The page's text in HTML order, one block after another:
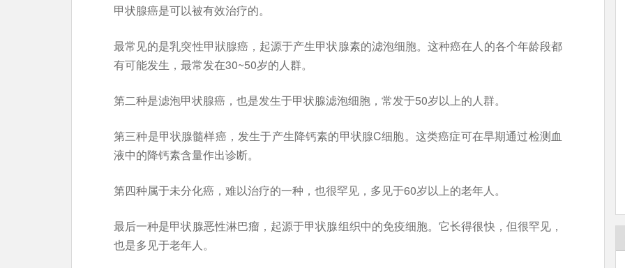
甲状腺癌是可以被有效治疗的。
最常见的是乳突性甲狀腺癌，起源于产生甲状腺素的滤泡细胞。这种癌在人的各个年龄段都
有可能发生，最常发在30~50岁的人群。
第二种是滤泡甲状腺癌，也是发生于甲状腺滤泡细胞，常发于50岁以上的人群。
第三种是甲状腺髓样癌，发生于产生降钙素的甲状腺C细胞。这类癌症可在早期通过检测血
液中的降钙素含量作出诊断。
第四种属于未分化癌，难以治疗的一种，也很罕见，多见于60岁以上的老年人。
最后一种是甲状腺恶性淋巴瘤，起源于甲状腺组织中的免疫细胞。它长得很快，但很罕见，
也是多见于老年人。